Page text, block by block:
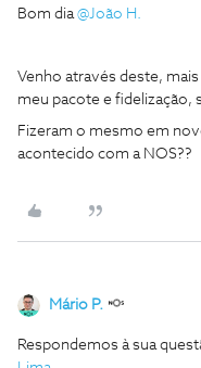
Bom dia@João H.
Venho através deste,
meu pacote e fidelização,
Fizeram o mesmo em
acontecido com a NOS??
Mário P.
Respondemos à sua